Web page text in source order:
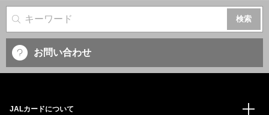
サイト内検索
お問い合わせ
JALカードについて